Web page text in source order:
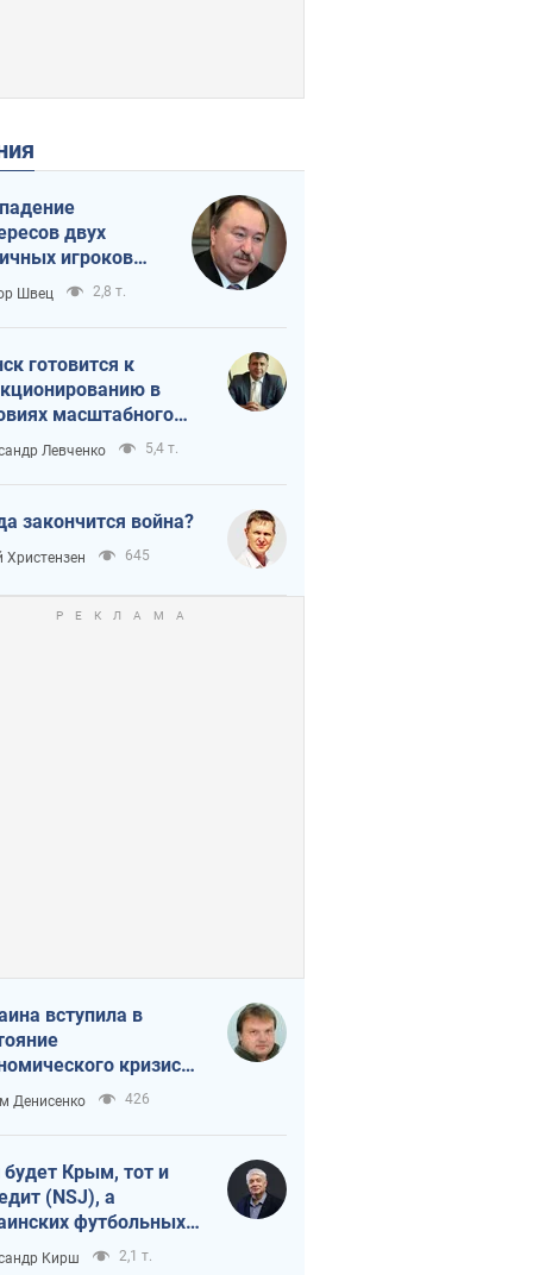
двух
игроков
тайный план
и Путина?
Швец 2,8 т.
готовится к
в
масштабного
кризиса
Левченко 5,4 т.
закончится война?
Христензен 645
вступила в
кризиса.
ли свет в конце
Денисенко 426
будет Крым, тот и
(NSJ), а
футбольных
могут
Кирш 2,1 т.